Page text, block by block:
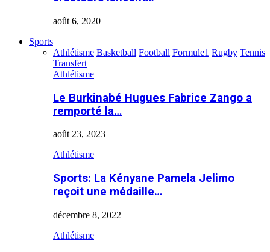
août 6, 2020
Sports
Athlétisme Basketball Football Formule1 Rugby Tennis
Transfert
Athlétisme
Le Burkinabé Hugues Fabrice Zango a
remporté la…
août 23, 2023
Athlétisme
Sports: La Kényane Pamela Jelimo
reçoit une médaille…
décembre 8, 2022
Athlétisme